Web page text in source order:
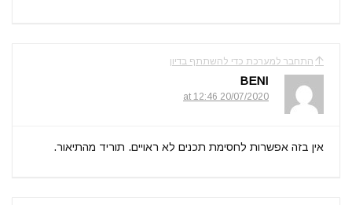
התחבר למערכת כדי להשתתף בדיון
BENI
20/07/2020 at 12:46
אין בזה אפשרות לחסימת תכנים לא ראויים. תוריד מהתיאור.